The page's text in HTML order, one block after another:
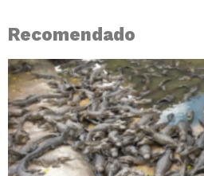
Recomendado